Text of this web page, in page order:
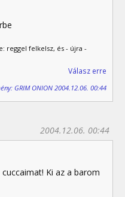
reggel felkelsz, és - újra -
Válasz erre
GRIM ONION 2004.12.06. 00:44
2004.12.06. 00:44
Ki az a barom